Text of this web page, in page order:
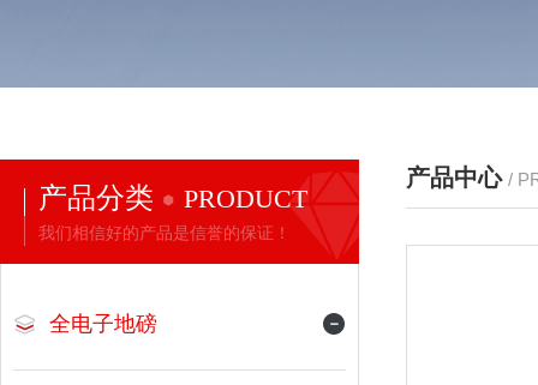
产品分类 PRODUCT
我们相信好的产品是信誉的保证！
全电子地磅
产品中心 /